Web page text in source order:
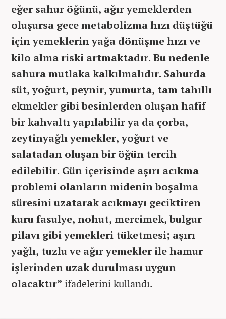
eğer sahur öğünü, ağır yemeklerden
oluşursa gece metabolizma hızı düştüğü
için yemeklerin yağa dönüşme hızı ve
kilo alma riski artmaktadır. Bu nedenle
sahura mutlaka kalkılmalıdır. Sahurda
süt, yoğurt, peynir, yumurta, tam tahıllı
ekmekler gibi besinlerden oluşan hafif
bir kahvaltı yapılabilir ya da çorba,
zeytinyağlı yemekler, yoğurt ve
salatadan oluşan bir öğün tercih
edilebilir. Gün içerisinde aşırı acıkma
problemi olanların midenin boşalma
süresini uzatarak acıkmayı geciktiren
kuru fasulye, nohut, mercimek, bulgur
pilavı gibi yemekleri tüketmesi; aşırı
yağlı, tuzlu ve ağır yemekler ile hamur
işlerinden uzak durulması uygun
olacaktır” ifadelerini kullandı.